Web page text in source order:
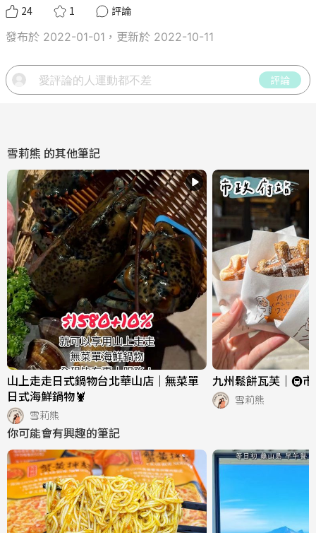
24 1
評論
發布於 2022-01-01，更新於 2022-10-11
評論
雪莉熊 的其他筆記
山上走走日式鍋物台北華山店｜無菜單
日式海鮮鍋物🦞
雪莉熊
九州鬆餅瓦芙｜🚇
雪莉熊
你可能會有興趣的筆記